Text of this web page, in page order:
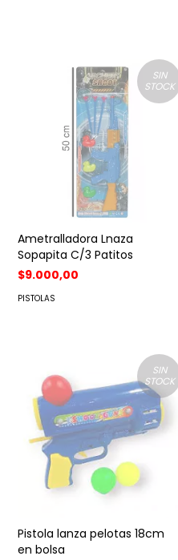
SIN
STOCK
Ametralladora Lnaza
Sopapita C/3 Patitos
$9.000,00
PISTOLAS
SIN
STOCK
Pistola lanza pelotas 18cm
en bolsa